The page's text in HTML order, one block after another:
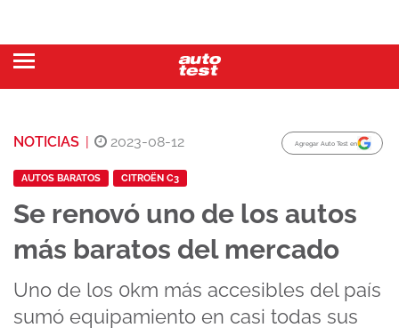
NOTICIAS | 2023-08-12 Agregar Auto Test en
AUTOS BARATOS CITROËN C3
Se renovó uno de los autos
más baratos del mercado
Uno de los 0km más accesibles del país
sumó equipamiento en casi todas sus